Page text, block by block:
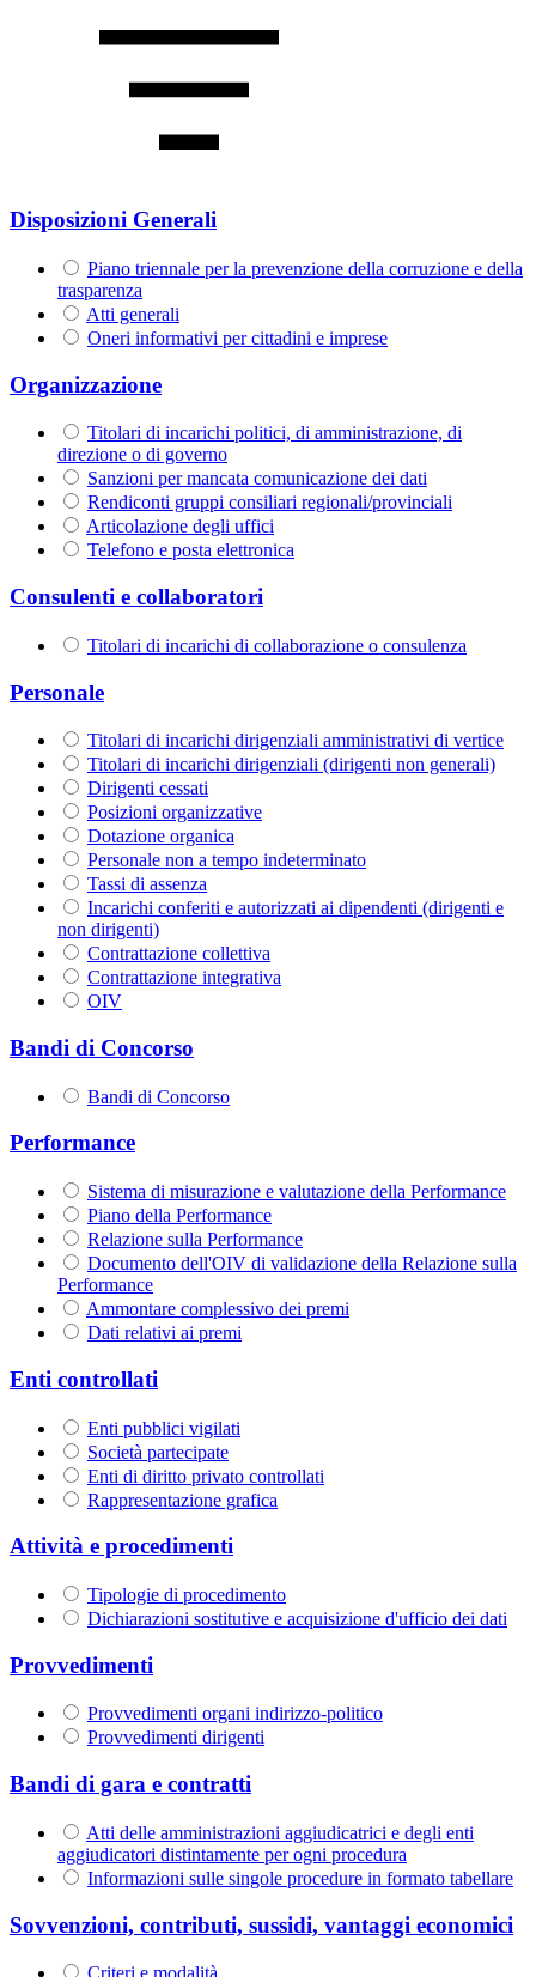
Disposizioni Generali
Piano triennale per la prevenzione della corruzione e della
trasparenza
Atti generali
Oneri informativi per cittadini e imprese
Organizzazione
Titolari di incarichi politici, di amministrazione, di
direzione o di governo
Sanzioni per mancata comunicazione dei dati
Rendiconti gruppi consiliari regionali/provinciali
Articolazione degli uffici
Telefono e posta elettronica
Consulenti e collaboratori
Titolari di incarichi di collaborazione o consulenza
Personale
Titolari di incarichi dirigenziali amministrativi di vertice
Titolari di incarichi dirigenziali (dirigenti non generali)
Dirigenti cessati
Posizioni organizzative
Dotazione organica
Personale non a tempo indeterminato
Tassi di assenza
Incarichi conferiti e autorizzati ai dipendenti (dirigenti e
non dirigenti)
Contrattazione collettiva
Contrattazione integrativa
OIV
Bandi di Concorso
Bandi di Concorso
Performance
Sistema di misurazione e valutazione della Performance
Piano della Performance
Relazione sulla Performance
Documento dell'OIV di validazione della Relazione sulla
Performance
Ammontare complessivo dei premi
Dati relativi ai premi
Enti controllati
Enti pubblici vigilati
Società partecipate
Enti di diritto privato controllati
Rappresentazione grafica
Attività e procedimenti
Tipologie di procedimento
Dichiarazioni sostitutive e acquisizione d'ufficio dei dati
Provvedimenti
Provvedimenti organi indirizzo-politico
Provvedimenti dirigenti
Bandi di gara e contratti
Atti delle amministrazioni aggiudicatrici e degli enti
aggiudicatori distintamente per ogni procedura
Informazioni sulle singole procedure in formato tabellare
Sovvenzioni, contributi, sussidi, vantaggi economici